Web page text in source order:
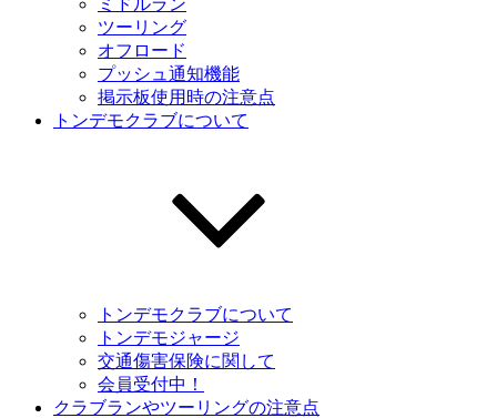
ミドルラン
ツーリング
オフロード
プッシュ通知機能
掲示板使用時の注意点
トンデモクラブについて
トンデモクラブについて
トンデモジャージ
交通傷害保険に関して
会員受付中！
クラブランやツーリングの注意点